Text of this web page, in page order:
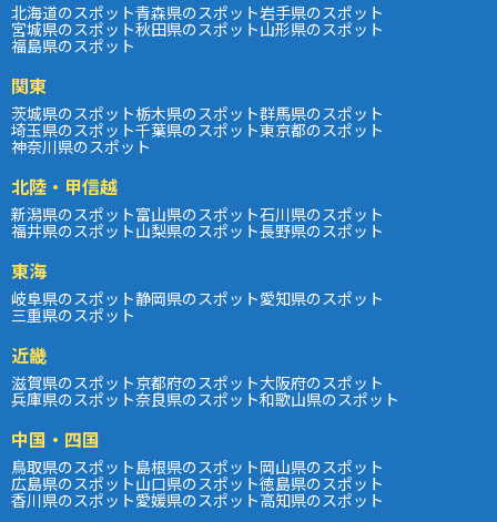
北海道のスポット青森県のスポット岩手県のスポット
宮城県のスポット秋田県のスポット山形県のスポット
福島県のスポット
関東
茨城県のスポット栃木県のスポット群馬県のスポット
埼玉県のスポット千葉県のスポット東京都のスポット
神奈川県のスポット
北陸・甲信越
新潟県のスポット富山県のスポット石川県のスポット
福井県のスポット山梨県のスポット長野県のスポット
東海
岐阜県のスポット静岡県のスポット愛知県のスポット
三重県のスポット
近畿
滋賀県のスポット京都府のスポット大阪府のスポット
兵庫県のスポット奈良県のスポット和歌山県のスポット
中国・四国
鳥取県のスポット島根県のスポット岡山県のスポット
広島県のスポット山口県のスポット徳島県のスポット
香川県のスポット愛媛県のスポット高知県のスポット